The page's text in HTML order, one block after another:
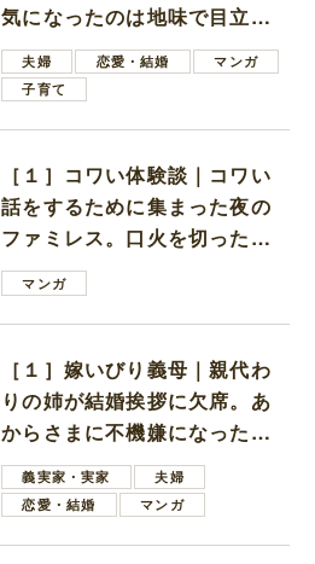
気になったのは地味で目立た
ない男子学生
夫婦 恋愛・結婚
マンガ
子育て
［１］コワい体験談｜コワい
話をするために集まった夜の
ファミレス。口火を切ったの
は電車好きの男の子ママ
マンガ
［１］嫁いびり義母｜親代わ
りの姉が結婚挨拶に欠席。あ
からさまに不機嫌になった義
母義実家・実家
夫婦
恋愛・結婚
マンガ